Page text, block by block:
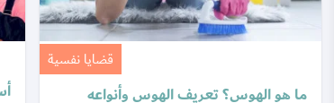
قضايا نفسية
ما هو الهوس؟ تعريف الهوس وأنواعه